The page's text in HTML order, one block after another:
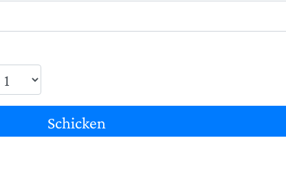
Schicken